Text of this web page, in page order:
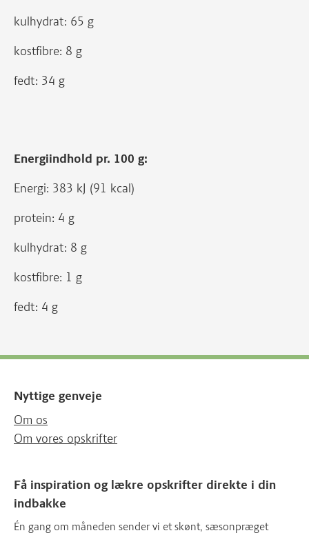
kulhydrat: 65 g
kostfibre: 8 g
fedt: 34 g
Energiindhold pr. 100 g:
Energi: 383 kJ (91 kcal)
protein: 4 g
kulhydrat: 8 g
kostfibre: 1 g
fedt: 4 g
Nyttige genveje
Om os
Om vores opskrifter
Få inspiration og lækre opskrifter direkte i din
indbakke
Én gang om måneden sender vi et skønt, sæsonpræget